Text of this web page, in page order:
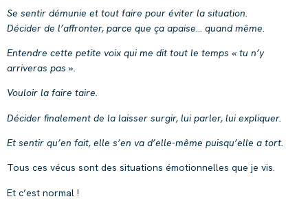
Se sentir démunie et tout faire pour éviter la situation.
Décider de l’affronter, parce que ça apaise… quand même.
Entendre cette petite voix qui me dit tout le temps « tu n’y
arriveras pas ».
Vouloir la faire taire.
Décider finalement de la laisser surgir, lui parler, lui expliquer.
Et sentir qu’en fait, elle s’en va d’elle-même puisqu’elle a tort.
Tous ces vécus sont des situations émotionnelles que je vis.
Et c’est normal !